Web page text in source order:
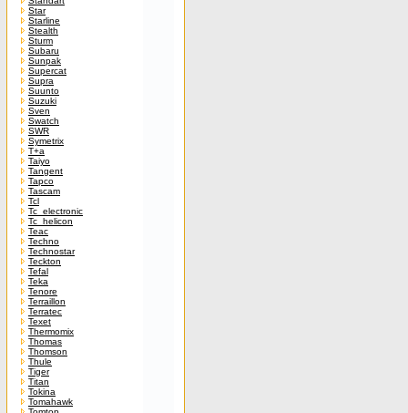
Star
Starline
Stealth
Sturm
Subaru
Sunpak
Supercat
Supra
Suunto
Suzuki
Sven
Swatch
SWR
Symetrix
T+a
Taiyo
Tangent
Tapco
Tascam
Tcl
Tc_electronic
Tc_helicon
Teac
Techno
Technostar
Teckton
Tefal
Teka
Tenore
Terraillon
Terratec
Texet
Thermomix
Thomas
Thomson
Thule
Tiger
Titan
Tokina
Tomahawk